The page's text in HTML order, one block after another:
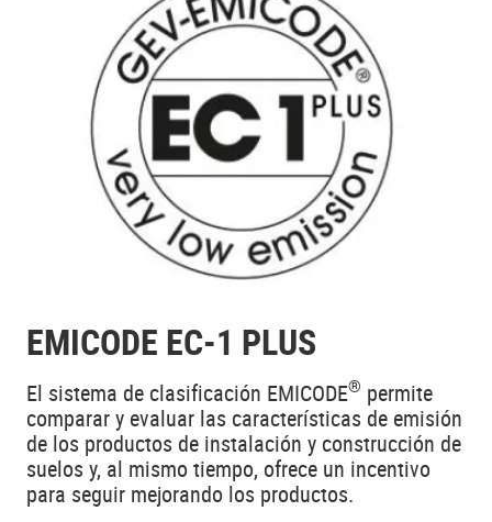
EMICODE EC-1 PLUS
El sistema de clasificación EMICODE® permite
comparar y evaluar las características de emisión
de los productos de instalación y construcción de
suelos y, al mismo tiempo, ofrece un incentivo
para seguir mejorando los productos.